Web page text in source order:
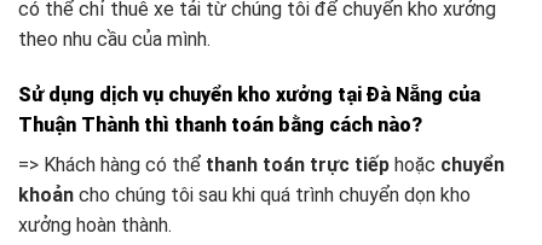
có thể chỉ thuê xe tải từ chúng tôi để chuyển kho xưởng
theo nhu cầu của mình.
Sử dụng dịch vụ chuyển kho xưởng tại Đà Nẵng của
Thuận Thành thì thanh toán bằng cách nào?
=> Khách hàng có thể thanh toán trực tiếp hoặc chuyển
khoản cho chúng tôi sau khi quá trình chuyển dọn kho
xưởng hoàn thành.